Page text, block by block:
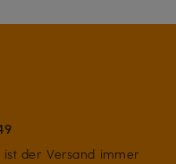
der Versand immer